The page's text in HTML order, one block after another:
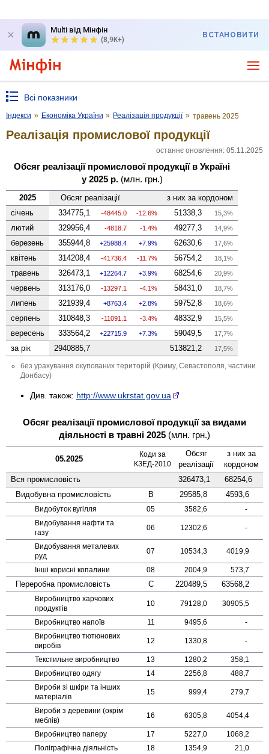
Multi від Мінфін
(8,9K+)
ВСТАНОВИТИ
Всі показники
Індекси » Економіка України » Реалізація продукції » травень 2025
Реалізація промислової продукції
останнє оновлення: 05.11.2025
Обсяг реалізації промислової продукції в Україні
у 2025 р. (млн. грн.)
2025 Обсяг реалізації
з них за кордоном
січень
334775,1 -48445.0 -12.6% 51338,3 15,3%
лютий 329956,4 -4818.7 -1.4% 49277,3 14,9%
березень 355944,8 25988.4 7.9% 62630,6 17,6%
квітень 314208,4 -41736.4 -11.7% 56754,2 18,1%
травень 326473,1 12264.7 3.9% 68254,6 20,9%
червень 313176,0 -13297.1 -4.1% 58431,0 18,7%
липень 321939,4 8763.4 2.8% 59752,8 18,6%
серпень 310848,3 -11091.1 -3.4% 48332,9 15,5%
вересень 333564,2 22715.9 7.3% 59049,5 17,7%
за рік 2940885,7 513821,2 17,5%
без урахування окупованих територій (Криму, Севастополя, частини
Донбасу)
Див. також: http://www.ukrstat.gov.ua
Обсяг реалізації промислової продукції за видами
діяльності в травні 2025 (млн. грн.)
05.2025
Коди за
КЗЕД-2010
Обсяг
реалізації
з них за
кордоном
Вся промисловість
326473,1
68254,6
Видобувна промисловість
B 29585,8 4593,6
Видобуток вугілля 05 3582,6
-
Видобування нафти та
газу
06 12302,6 -
Видобування металевих
руд
07 10534,3 4019,9
Інші корисні копалини 08 2004,9 573,7
Переробна промисловість C 220489,5 63568,2
Виробництво харчових
продуктів
10 79128,0 30905,5
Виробництво напоїв 11 9495,6
-
Виробництво тютюнових
виробів
12 1330,8 -
Текстильне виробництво 13 1280,2
358,1
Виробництво одягу
14 2256,8
488,7
Вироби зі шкіри та інших
матеріалів
15 999,4 279,7
Вироби з деревини (окрім
меблів)
16 6305,8 4054,4
Виробництво паперу 17 5227,0
1068,2
Поліграфічна діяльність
18 1354,9
21,0